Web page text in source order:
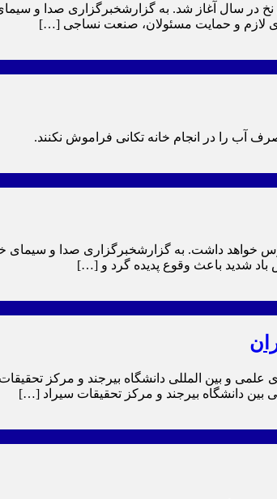
سرمایه گذاری در صنعت نساجی فردوس و طبس با هدف تولید ۵۰ هزار تن نخ در
لازم و حمایت مسئولان، صنعت نساجی […]
آب را در انجام خانه تکانی فراموش نکنند.
خواهد داشت. به گزارشخبرگزاری صدا و
شدید باعث وقوع پدیده گرد و […]
و بین المللی دانشگاه بیرجند و مرکز
دانشگاه بیرجند و مرکز تحقیقات سیراد […]